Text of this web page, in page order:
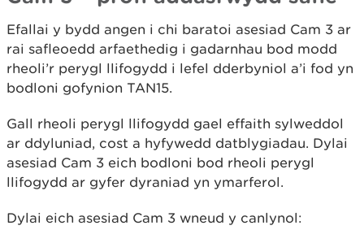
Efallai y bydd angen i chi baratoi asesiad Cam 3 ar
rai safleoedd arfaethedig i gadarnhau bod modd
rheoli’r perygl llifogydd i lefel dderbyniol a’i fod yn
bodloni gofynion TAN15.
Gall rheoli perygl llifogydd gael effaith sylweddol
ar ddyluniad, cost a hyfywedd datblygiadau. Dylai
asesiad Cam 3 eich bodloni bod rheoli perygl
llifogydd ar gyfer dyraniad yn ymarferol.
Dylai eich asesiad Cam 3 wneud y canlynol: